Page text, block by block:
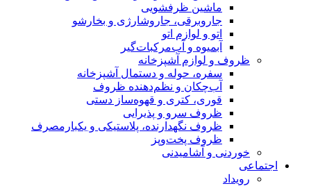
ماشین ظرفشویی
جاروبرقی، جاروشارژی و بخارشو
اتو و لوازم اتو
آبمیوه و آب‌مرکبات‌گیر
ظروف و لوازم آشپزخانه
سفره، حوله و دستمال آشپزخانه
آب‌چکان و نظم‌دهنده ظروف
قوری، کتری و قهوه‌ساز دستی
ظروف سرو و پذیرایی
ظروف نگهدارنده، پلاستیکی و یکبارمصرف
ظروف پخت‌وپز
خوردنی و آشامیدنی
اجتماعی
رویداد